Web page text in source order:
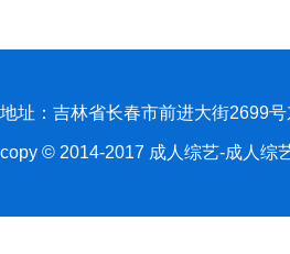
地址：吉林省长春市前进大街2699
copy © 2014-2017 成人综艺-成人综